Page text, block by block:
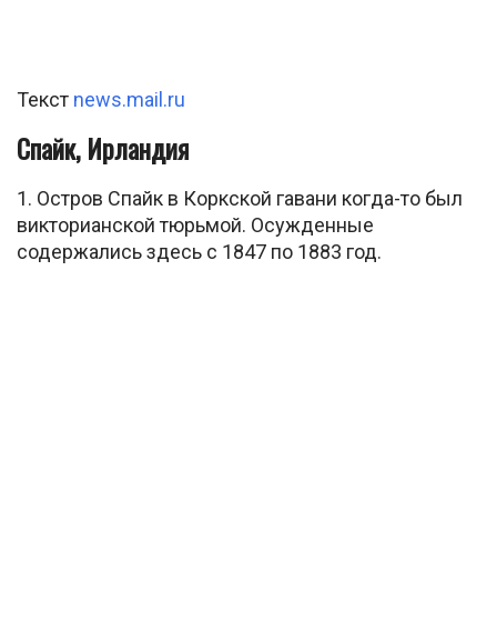
Текст news.mail.ru
Спайк, Ирландия
1. Остров Спайк в Коркской гавани когда-то был
викторианской тюрьмой. Осужденные
содержались здесь с 1847 по 1883 год.